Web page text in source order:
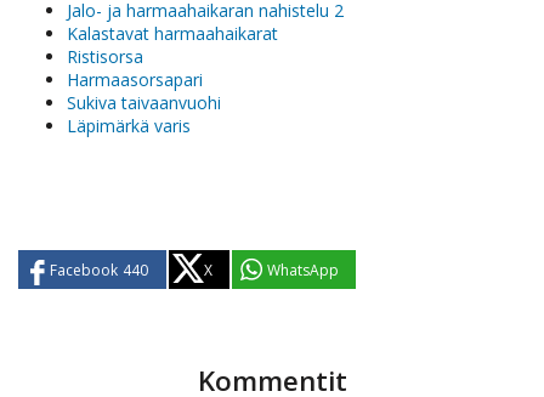
Jalo- ja harmaahaikaran nahistelu 2
Kalastavat harmaahaikarat
Ristisorsa
Harmaasorsapari
Sukiva taivaanvuohi
Läpimärkä varis
Facebook 440 X WhatsApp
Kommentit